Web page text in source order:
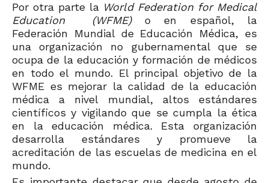
Por otra parte la World Federation for Medical
Education (WFME)o en español, la
Federación Mundial de Educación Médica, es
una organización no gubernamental que se
ocupa de la educación y formación de médicos
en todo el mundo. El principal objetivo de la
WFME es mejorar la calidad de la educación
médica a nivel mundial, altos estándares
científicos y vigilando que se cumpla la ética
en la educación médica. Esta organización
desarrolla estándares y promueve la
acreditación de las escuelas de medicina en el
mundo.